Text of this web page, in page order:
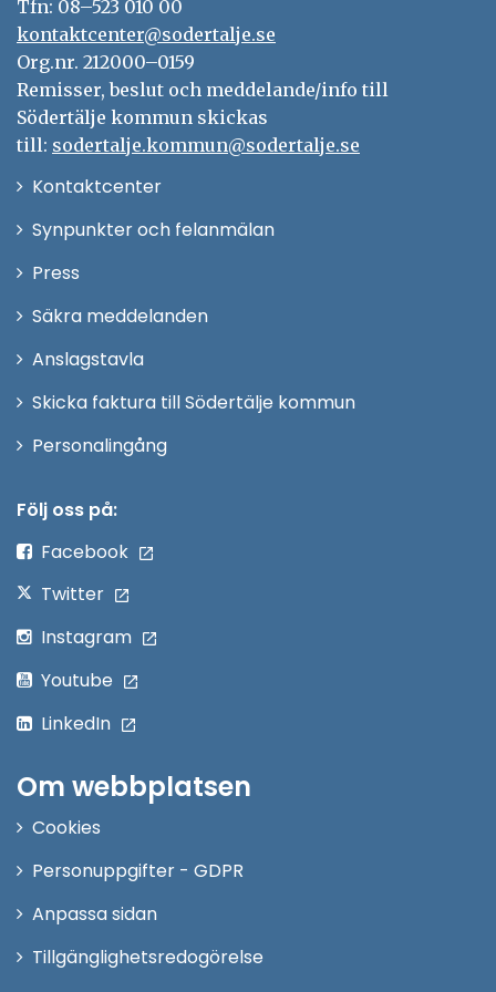
t
r
Tfn: 08–523 010 00
kontaktcenter@sodertalje.se
Org.nr. 212000–0159
Remisser, beslut och meddelande/info till
Södertälje kommun skickas
till: sodertalje.kommun@sodertalje.se
KontaktcenterÖppna
Synpunkter och felanmälan
Press
fönster
Säkra meddelanden
Anslagstavla
Skicka faktura till Södertälje kommun
PersonalingångÖppna
Följ oss på:
Facebook
Twitter
Instagram
Youtube
LinkedIn
Om webbplatsen
Cookies
Personuppgifter - GDPR
Anpassa sidan
Tillgänglighetsredogörelse